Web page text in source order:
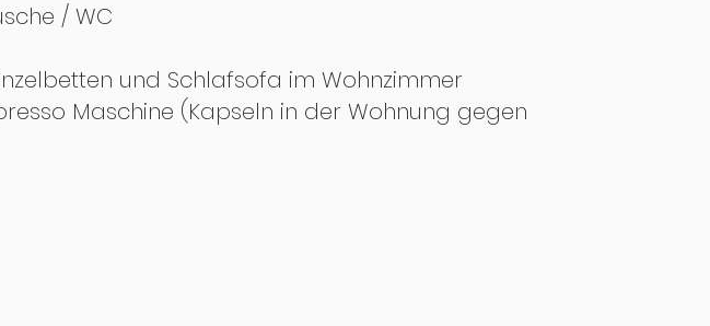
/ WC
und Schlafsofa im Wohnzimmer
Maschine (Kapseln in der Wohnung gegen